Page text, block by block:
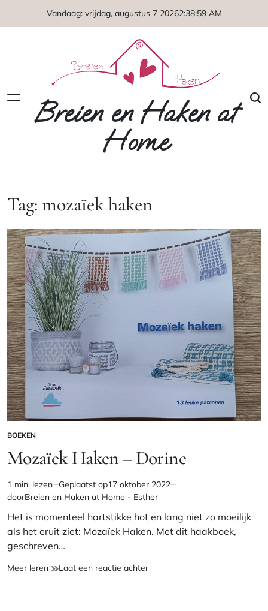
Vandaag: vrijdag, augustus 7 20262:39:00 AM
Breien en Haken at
Home
Tag: mozaïek haken
GEPLAATST
IN
BOEKEN
Mozaïek Haken – Dorine
Geschatte
leestijd
1 min. lezen Geplaatst op17 oktober 2022
doorBreien en Haken at Home - Esther
Het is momenteel hartstikke hot en lang niet zo moeilijk
als het eruit ziet: Mozaïek Haken. Met dit haakboek,
geschreven…
Meer leren Mozaïek
Laat een reactie achterop